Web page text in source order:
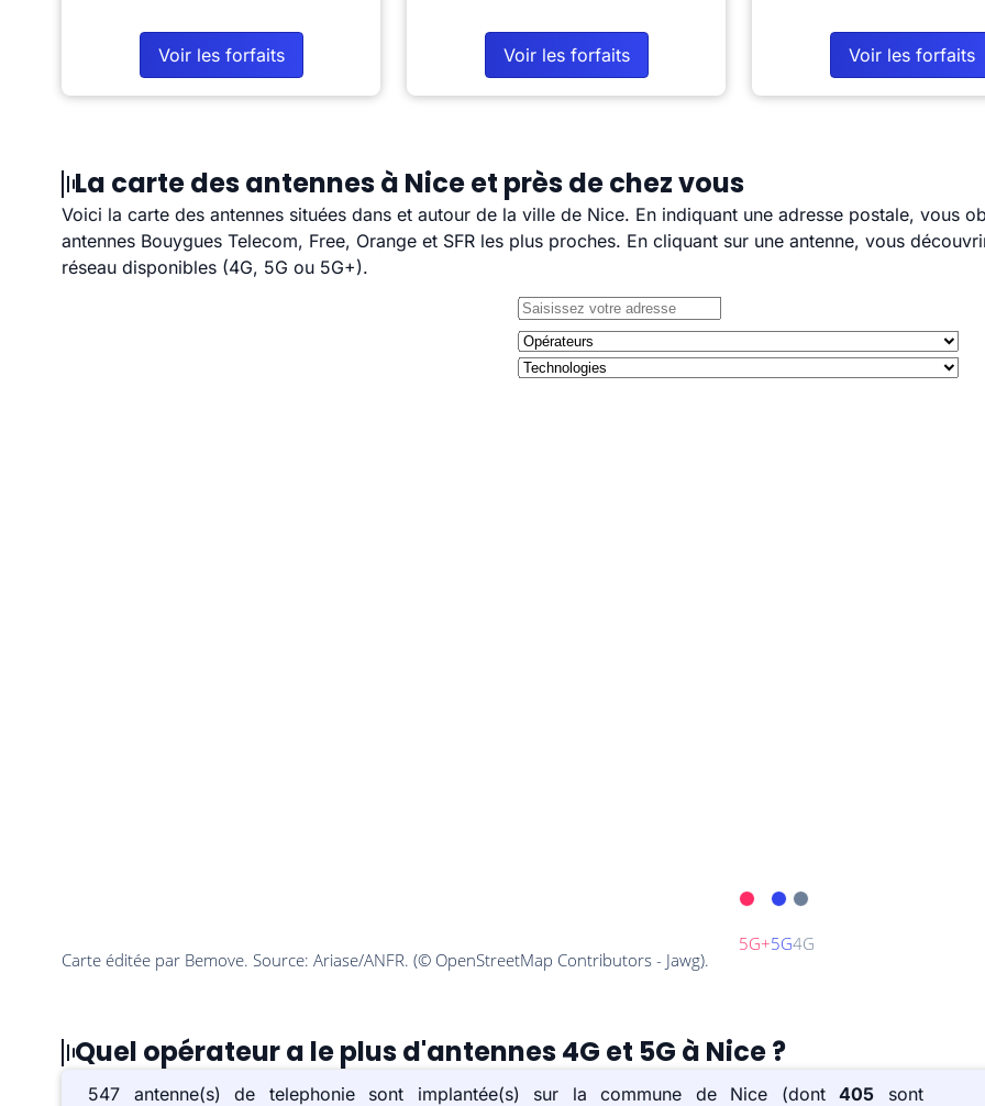
Voir les forfaits Voir les forfaits Voir les forfaits
La carte des antennes à Nice et près de chez vous
Voici la carte des antennes situées dans et autour de la ville de Nice. En indiquant une adresse postale, vous
antennes Bouygues Telecom, Free, Orange et SFR les plus proches. En cliquant sur une antenne, vous
réseau disponibles (4G, 5G ou 5G+).
Quel opérateur a le plus d'antennes 4G et 5G à Nice ?
547 antenne(s) de telephonie sont implantée(s) sur la commune de Nice (dont405 sont